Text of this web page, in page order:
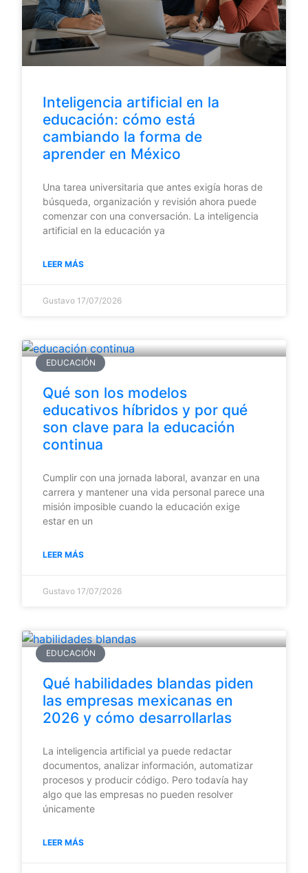
Inteligencia artificial en la
educación: cómo está
cambiando la forma de
aprender en México
Una tarea universitaria que antes exigía horas de
búsqueda, organización y revisión ahora puede
comenzar con una conversación. La inteligencia
artificial en la educación ya
LEER MÁS
Gustavo 17/07/2026
EDUCACIÓN
Qué son los modelos
educativos híbridos y por qué
son clave para la educación
continua
Cumplir con una jornada laboral, avanzar en una
carrera y mantener una vida personal parece una
misión imposible cuando la educación exige
estar en un
LEER MÁS
Gustavo 17/07/2026
EDUCACIÓN
Qué habilidades blandas piden
las empresas mexicanas en
2026 y cómo desarrollarlas
La inteligencia artificial ya puede redactar
documentos, analizar información, automatizar
procesos y producir código. Pero todavía hay
algo que las empresas no pueden resolver
únicamente
LEER MÁS